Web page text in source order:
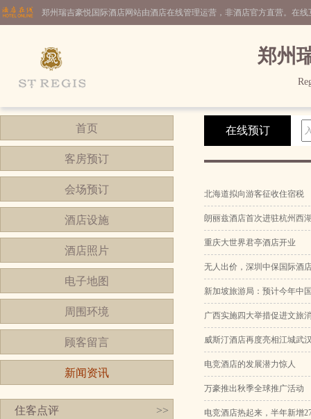
郑州瑞吉豪悦国际酒店网站由酒店在线管理运营，非酒店官方直营。在
郑州
首页
客房预订
会场预订
酒店设施
酒店照片
电子地图
周围环境
顾客留言
新闻资讯
住客点评 >>
在线预订
北海道拟向游客征收住宿税
朗丽兹酒店首次进驻杭州西
重庆大世界君亭酒店开业
无人出价，深圳中保国际酒
新加坡旅游局：预计今年中
广西实施四大举措促进文旅
威斯汀酒店再度亮相江城武
电竞酒店的发展潜力惊人
万豪推出秋季全球推广活动
电竞酒店热起来，半年新增